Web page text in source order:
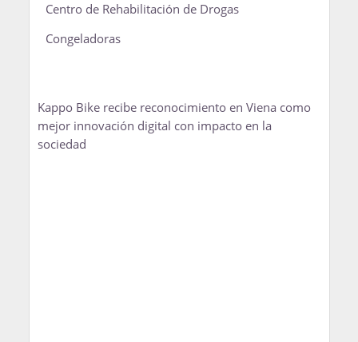
Centro de Rehabilitación de Drogas
Congeladoras
Kappo Bike recibe reconocimiento en Viena como
mejor innovación digital con impacto en la
sociedad